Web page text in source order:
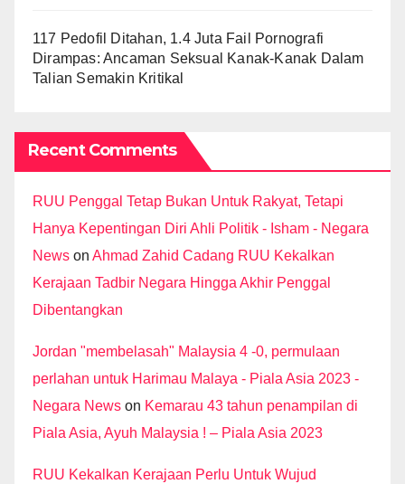
117 Pedofil Ditahan, 1.4 Juta Fail Pornografi
Dirampas: Ancaman Seksual Kanak-Kanak Dalam
Talian Semakin Kritikal
Recent Comments
RUU Penggal Tetap Bukan Untuk Rakyat, Tetapi
Hanya Kepentingan Diri Ahli Politik - Isham - Negara
News on Ahmad Zahid Cadang RUU Kekalkan
Kerajaan Tadbir Negara Hingga Akhir Penggal
Dibentangkan
Jordan "membelasah" Malaysia 4 -0, permulaan
perlahan untuk Harimau Malaya - Piala Asia 2023 -
Negara News on Kemarau 43 tahun penampilan di
Piala Asia, Ayuh Malaysia ! – Piala Asia 2023
RUU Kekalkan Kerajaan Perlu Untuk Wujud